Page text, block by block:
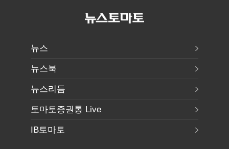
뉴스
뉴스북
뉴스리듬
토마토증권통 Live
IB토마토